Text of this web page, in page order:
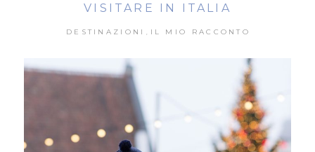
VISITARE IN ITALIA
DESTINAZIONI IL MIO RACCONTO